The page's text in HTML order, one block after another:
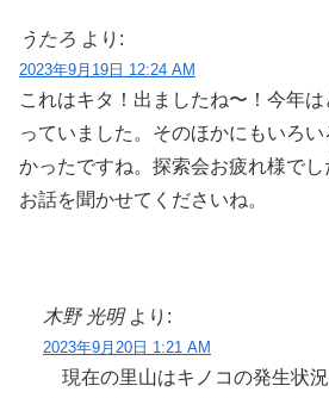
うたろ より:
2023年9月19日 12:24 AM
これはキタ！出ましたね〜！今年
っていました。そのほかにもいろ
かったですね。探索会お疲れ様で
お話を聞かせてくださいね。
木野 光明 より:
2023年9月20日 1:21 AM
現在の里山はキノコの発生状